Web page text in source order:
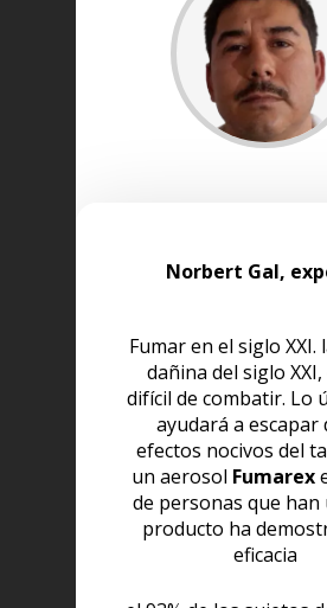
Fumar en el siglo XXI.
dañina del siglo XXI,
difícil de combatir. Lo
ayudará a escapar
efectos nocivos del
un aerosol Fumarex
de personas que han
producto ha
eficacia
Norbert Gal,